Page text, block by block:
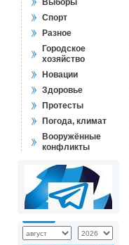
Выборы
Спорт
Разное
Городское
хозяйство
Новации
Здоровье
Протесты
Погода, климат
Вооружённые
конфликты